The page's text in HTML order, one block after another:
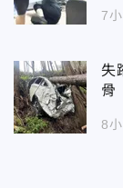
7
失
骨
8